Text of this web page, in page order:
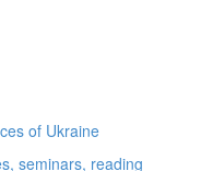
of Ukraine
seminars, reading